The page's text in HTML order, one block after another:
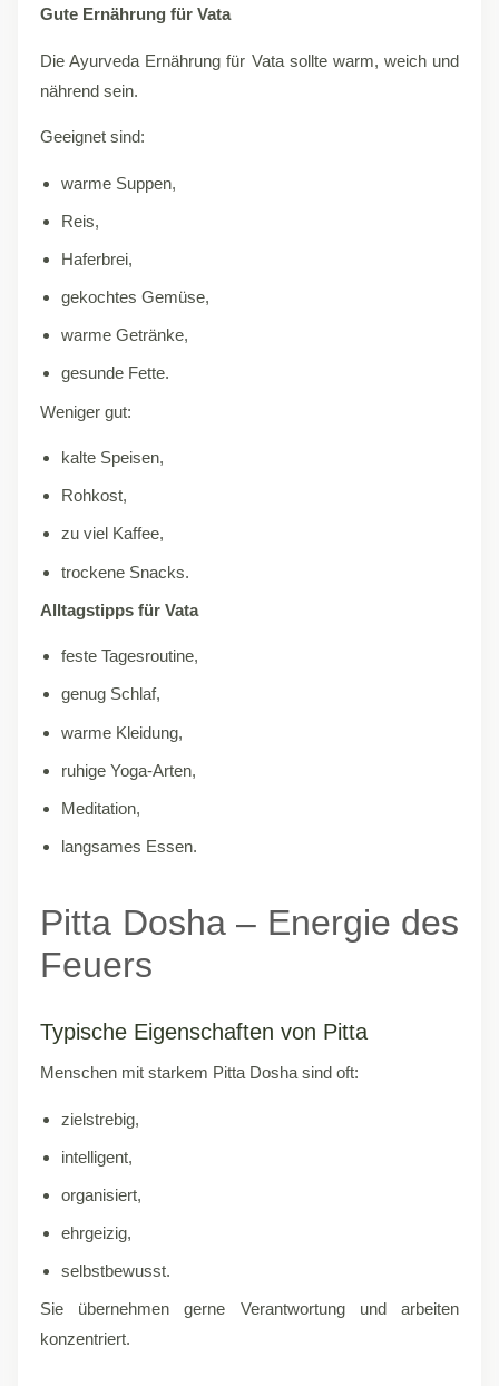
Gute Ernährung für Vata
Die Ayurveda Ernährung für Vata sollte warm, weich und
nährend sein.
Geeignet sind:
warme Suppen,
Reis,
Haferbrei,
gekochtes Gemüse,
warme Getränke,
gesunde Fette.
Weniger gut:
kalte Speisen,
Rohkost,
zu viel Kaffee,
trockene Snacks.
Alltagstipps für Vata
feste Tagesroutine,
genug Schlaf,
warme Kleidung,
ruhige Yoga-Arten,
Meditation,
langsames Essen.
Pitta Dosha – Energie des
Feuers
Typische Eigenschaften von Pitta
Menschen mit starkem Pitta Dosha sind oft:
zielstrebig,
intelligent,
organisiert,
ehrgeizig,
selbstbewusst.
Sie übernehmen gerne Verantwortung und arbeiten
konzentriert.